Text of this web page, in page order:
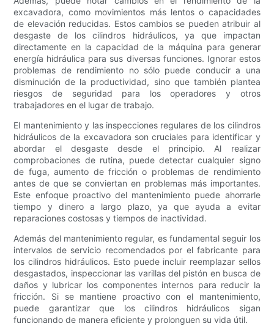
excavadora, como movimientos más lentos o capacidades
de elevación reducidas. Estos cambios se pueden atribuir al
desgaste de los cilindros hidráulicos, ya que impactan
directamente en la capacidad de la máquina para generar
energía hidráulica para sus diversas funciones. Ignorar estos
problemas de rendimiento no sólo puede conducir a una
disminución de la productividad, sino que también plantea
riesgos de seguridad para los operadores y otros
trabajadores en el lugar de trabajo.
El mantenimiento y las inspecciones regulares de los cilindros
hidráulicos de la excavadora son cruciales para identificar y
abordar el desgaste desde el principio. Al realizar
comprobaciones de rutina, puede detectar cualquier signo
de fuga, aumento de fricción o problemas de rendimiento
antes de que se conviertan en problemas más importantes.
Este enfoque proactivo del mantenimiento puede ahorrarle
tiempo y dinero a largo plazo, ya que ayuda a evitar
reparaciones costosas y tiempos de inactividad.
Además del mantenimiento regular, es fundamental seguir los
intervalos de servicio recomendados por el fabricante para
los cilindros hidráulicos. Esto puede incluir reemplazar sellos
desgastados, inspeccionar las varillas del pistón en busca de
daños y lubricar los componentes internos para reducir la
fricción. Si se mantiene proactivo con el mantenimiento,
puede garantizar que los cilindros hidráulicos sigan
funcionando de manera eficiente y prolonguen su vida útil.